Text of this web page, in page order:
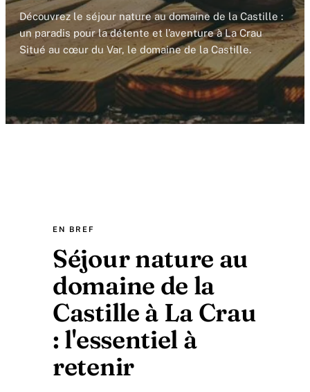
Découvrez le séjour nature au domaine de la Castille :
un paradis pour la détente et l’aventure à La Crau
Situé au cœur du Var, le domaine de la Castille.
EN BREF
Séjour nature au
domaine de la
Castille à La Crau
: l'essentiel à
retenir